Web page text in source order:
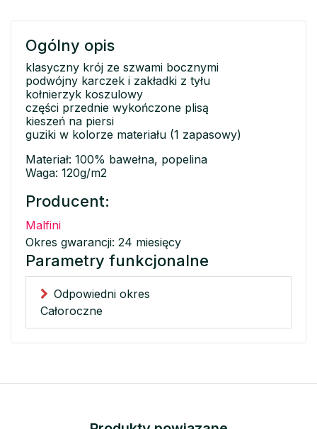
Ogólny opis
klasyczny krój ze szwami bocznymi
podwójny karczek i zakładki z tyłu
kołnierzyk koszulowy
części przednie wykończone plisą
kieszeń na piersi
guziki w kolorze materiału (1 zapasowy)
Materiał: 100% bawełna, popelina
Waga: 120g/m2
Producent:
Malfini
Okres gwarancji: 24 miesięcy
Parametry funkcjonalne
Odpowiedni okres
Całoroczne